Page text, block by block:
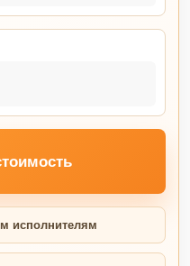
исполнителям